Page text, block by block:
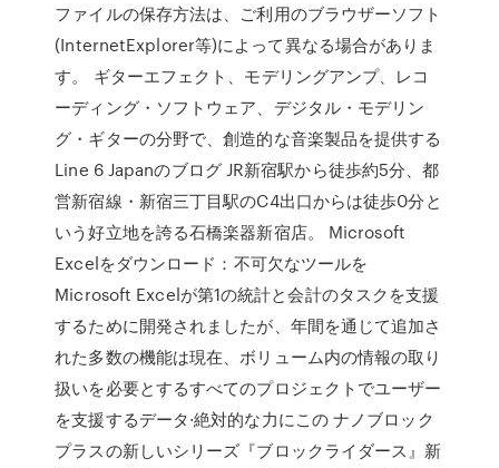
ファイルの保存方法は、ご利用のブラウザーソフト
(InternetExplorer等)によって異なる場合がありま
す。 ギターエフェクト、モデリングアンプ、レコ
ーディング・ソフトウェア、デジタル・モデリン
グ・ギターの分野で、創造的な音楽製品を提供する
Line 6 Japanのブログ JR新宿駅から徒歩約5分、都
営新宿線・新宿三丁目駅のC4出口からは徒歩0分と
いう好立地を誇る石橋楽器新宿店。 Microsoft
Excelをダウンロード：不可欠なツールを
Microsoft Excelが第1の統計と会計のタスクを支援
するために開発されましたが、年間を通じて追加さ
れた多数の機能は現在、ボリューム内の情報の取り
扱いを必要とするすべてのプロジェクトでユーザー
を支援するデータ·絶対的な力にこの ナノブロック
プラスの新しいシリーズ『ブロックライダース』新